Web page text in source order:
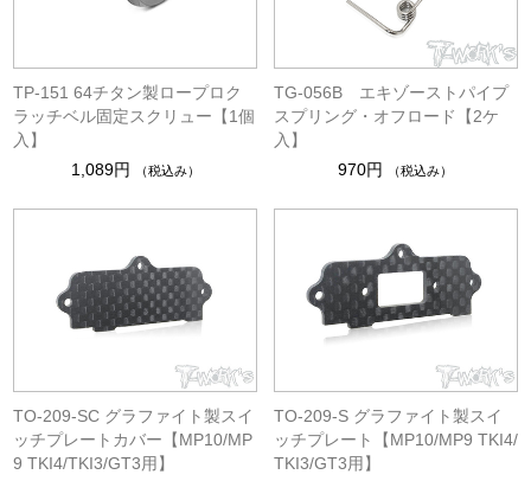
TP-151 64チタン製ロープロク
ラッチベル固定スクリュー【1個
入】
1,089円
（税込み）
TG-056B エキゾーストパイプ
スプリング・オフロード【2ケ
入】
970円
（税込み）
TO-209-SC グラファイト製スイ
ッチプレートカバー【MP10/MP
9 TKI4/TKI3/GT3用】
TO-209-S グラファイト製スイ
ッチプレート【MP10/MP9 TKI4/
TKI3/GT3用】